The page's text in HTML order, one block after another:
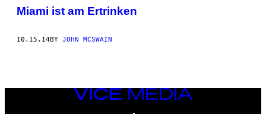
Miami ist am Ertrinken
10.15.14BY JOHN MCSWAIN
VICE
MEDIA